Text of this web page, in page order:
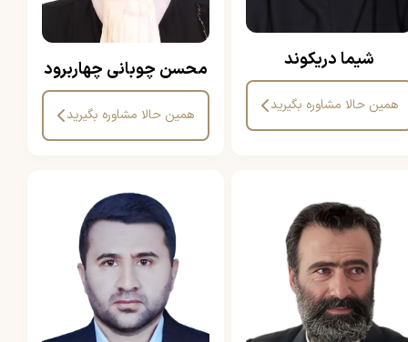
شیما دریکوند
همین حالا مشاوره بگیرید
محسن چوبانی چهاربرود
همین حالا مشاوره بگیرید